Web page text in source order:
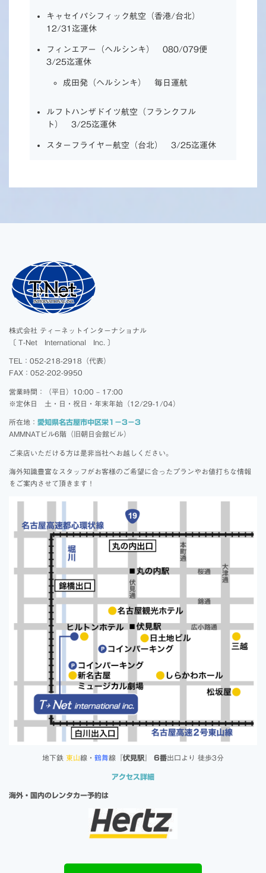
キャセイパシフィック航空（香港/台北）
12/31迄運休
フィンエアー（ヘルシンキ） 080/079便
3/25迄運休
成田発（ヘルシンキ） 毎日運航
ルフトハンザドイツ航空（フランクフル
ト） 3/25迄運休
スターフライヤー航空（台北） 3/25迄運休
株式会社 ティーネットインターナショナル
〔 T-Net International Inc. 〕
TEL：052-218-2918（代表）
FAX：052-202-9950
営業時間：（平日）10:00 – 17:00
※定休日 土・日・祝日・年末年始（12/29-1/04）
所在地： 愛知県名古屋市中区栄1－3－3
AMMNATビル6階（旧朝日会館ビル）
ご来店いただける方は是非当社へお越しください。
海外知識豊富なスタッフがお客様のご希望に合ったプランやお値打ちな情報
をご案内させて頂きます！
地下鉄 東山線・ 鶴舞線『伏見駅 6番出口より 徒歩3分
アクセス詳細
海外・国内のレンタカー予約は